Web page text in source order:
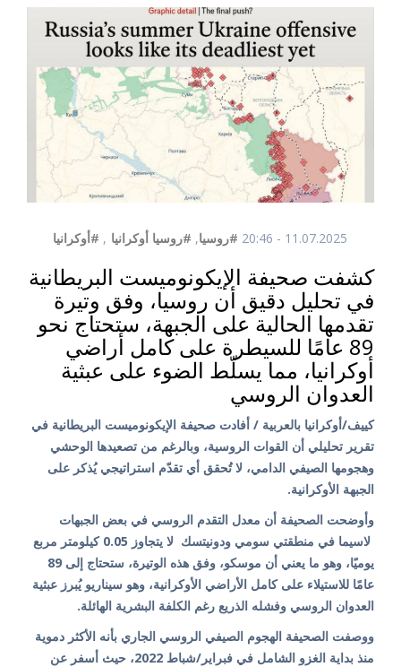
11.07.2025 - 20:46 #روسيا, #روسيا أوكرانيا , #أوكرانيا
كشفت صحيفة الإيكونوميست البريطانية
في تحليل دقيق أن روسيا، وفق وتيرة
تقدمها الحالية على الجبهة، ستحتاج نحو
89 عامًا للسيطرة على كامل أراضي
أوكرانيا، مما يسلّط الضوء على عبثية
العدوان الروسي
كييف/أوكرانيا بالعربية / أفادت صحيفة الإيكونوميست البريطانية في
تقرير تحليلي أن القوات الروسية، وبالرغم من تصعيدها الوحشي
وهجومها الصيفي الدامي، لا تُحقق أي تقدّم استراتيجي يُذكر على
الجبهة الأوكرانية.
وأوضحت الصحيفة أن معدل التقدم الروسي في بعض الجبهات
لاسيما في منطقتي سومي ودونيتسك لا يتجاوز 0.05 كيلومتر مربع
يوميًا، وهو ما يعني أن موسكو، وفق هذه الوتيرة، ستحتاج إلى 89
عامًا للاستيلاء على كامل الأراضي الأوكرانية، وهو سيناريو يُبرز عبثية
العدوان الروسي وفشله الذريع رغم الكلفة البشرية الهائلة.
ووصفت الصحيفة الهجوم الصيفي الروسي الجاري بأنه الأكثر دموية
منذ بداية الغزو الشامل في فبراير/شباط 2022، حيث أسفر عن